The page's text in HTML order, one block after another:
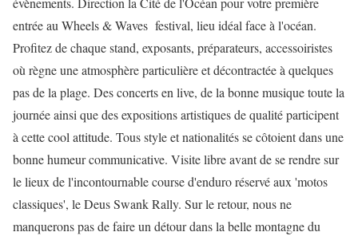
entrée au Wheels & Waves festival, lieu idéal face à l'océan.
Profitez de chaque stand, exposants, préparateurs, accessoiristes
où règne une atmosphère particulière et décontractée à quelques
pas de la plage. Des concerts en live, de la bonne musique toute la
journée ainsi que des expositions artistiques de qualité participent
à cette cool attitude. Tous style et nationalités se côtoient dans une
bonne humeur communicative. Visite libre avant de se rendre sur
le lieux de l'incontournable course d'enduro réservé aux 'motos
classiques', le Deus Swank Rally. Sur le retour, nous ne
manquerons pas de faire un détour dans la belle montagne du